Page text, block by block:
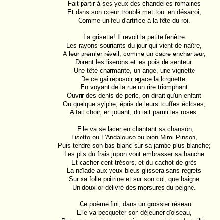
Fait partir à ses yeux des chandelles romaines
Et dans son coeur troublé met tout en désarroi,
Comme un feu d'artifice à la fête du roi.
La grisette! Il revoit la petite fenêtre.
Les rayons souriants du jour qui vient de naître,
A leur premier réveil, comme un cadre enchanteur,
Dorent les liserons et les pois de senteur.
Une tête charmante, un ange, une vignette
De ce gai reposoir agace la lorgnette.
En voyant de la rue un rire triomphant
Ouvrir des dents de perle, on dirait qu'un enfant
Ou quelque sylphe, épris de leurs touffes écloses,
A fait choir, en jouant, du lait parmi les roses.
Elle va se lacer en chantant sa chanson,
Lisette ou L'Andalouse ou bien Mimi Pinson,
Puis tendre son bas blanc sur sa jambe plus blanche;
Les plis du frais jupon vont embrasser sa hanche
Et cacher cent trésors, et du cachot de grès
La naïade aux yeux bleus glissera sans regrets
Sur sa folle poitrine et sur son col, que baigne
Un doux or délivré des morsures du peigne.
Ce poème fini, dans un grossier réseau
Elle va becqueter son déjeuner d'oiseau,